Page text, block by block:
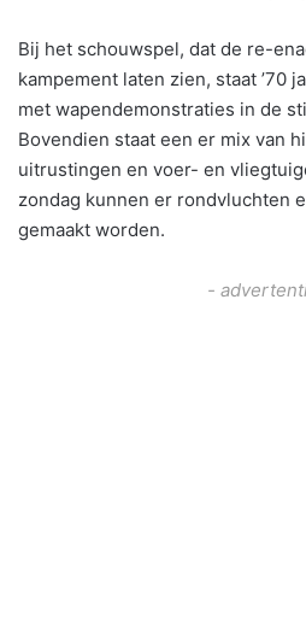
Bij het schouwspel, dat de re-
kampement laten zien, staat ’70
met wapendemonstraties in de
Bovendien staat een er mix van
uitrustingen en voer- en
zondag kunnen er rondvluchten
gemaakt worden.
-